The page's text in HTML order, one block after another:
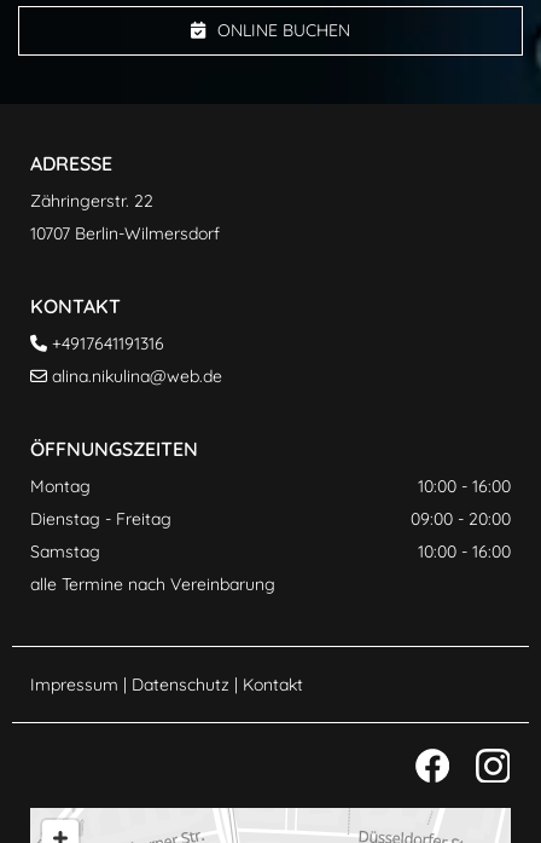
ONLINE BUCHEN
ADRESSE
Zähringerstr. 22
10707 Berlin-Wilmersdorf
KONTAKT
 +4917641191316
 alina.nikulina@web.de
ÖFFNUNGSZEITEN
Montag
10:00 - 16:00
Dienstag - Freitag
09:00 - 20:00
Samstag
10:00 - 16:00
alle Termine nach Vereinbarung
Impressum | Datenschutz | Kontakt